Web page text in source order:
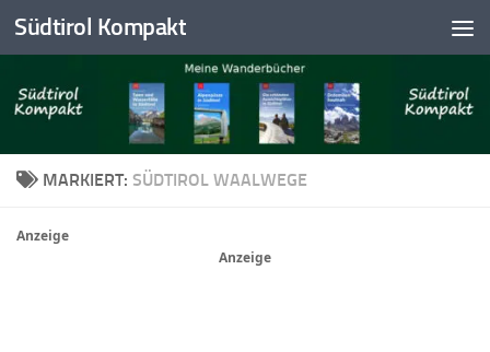
Skip to content
Südtirol Kompakt
MARKIERT: SÜDTIROL WAALWEGE
Anzeige
Anzeige